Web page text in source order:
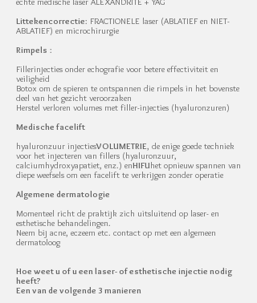
Littekencorrectie: FRACTIONELE laser (ABLATIEF en NIET-
ABLATIEF) en microchirurgie
Rimpels :
Fillerinjecties onder echografie voor betere effectiviteit en
veiligheid
Botox om de spieren te ontspannen die rimpels in het bovenste
deel van het gezicht veroorzaken
Herstel verloren volumes met filler-injecties (hyaluronzuren)
Medische facelift
hyaluronzuur injectiesVOLUMETRIE, de enige goede techniek
voor het injecteren van fillers (hyaluronzuur,
calciumhydroxyapatiet, enz.) enHIFUhet opnieuw spannen van
diepe weefsels om een facelift te verkrijgen zonder operatie
Algemene dermatologie
Momenteel richt de praktijk zich uitsluitend op laser- en
esthetische behandelingen.
Neem bij acne, eczeem etc. contact op met een algemeen
dermatoloog
Hoe weet u of u een laser- of esthetische injectie nodig
heeft?
Een van de volgende 3 manieren